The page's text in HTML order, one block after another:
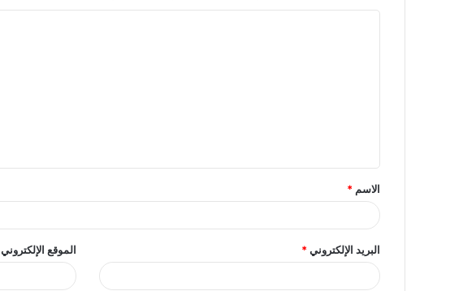
ق
الاسم *
البريد الإلكتروني* الموقع الإلكتروني